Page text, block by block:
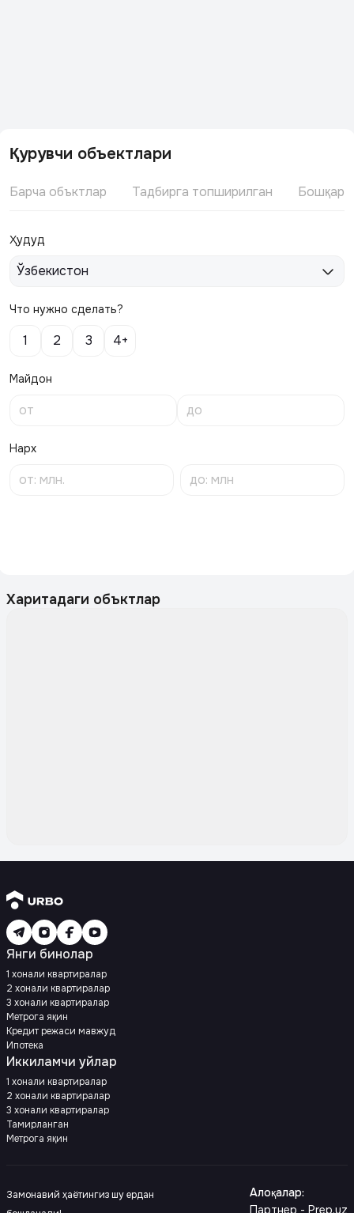
Қурувчи объектлари
Барча объктлар Тадбирга топширилган
Ҳудуд
Ўзбекистон
Что нужно сделать?
1 2 3 4+
Майдон
Нарх
Харитадаги объктлар
Янги бинолар
1 хонали квартиралар
2 хонали квартиралар
3 хонали квартиралар
Метрога яқин
Кредит режаси мавжуд
Ипотека
Иккиламчи уйлар
1 хонали квартиралар
2 хонали квартиралар
3 хонали квартиралар
Тамирланган
Метрога яқин
Замонавий ҳаётингиз шу ердан
Алоқалар:
Партнер - Prep.uz